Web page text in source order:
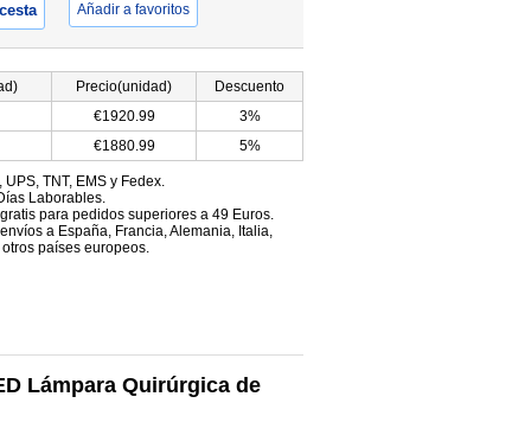
Añadir a favoritos
Precio(unidad)
Descuento
€1920.99
3%
€1880.99 5%
UPS, TNT, EMS y Fedex.
Laborables.
para pedidos superiores a 49 Euros.
a España, Francia, Alemania, Italia,
países europeos.
Lámpara Quirúrgica de